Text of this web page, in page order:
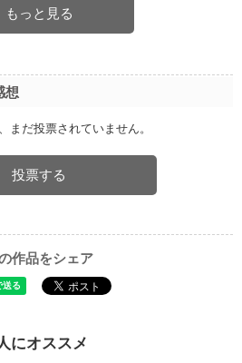
もっと見る
想
まだ投票されていません。
投票する
作品をシェア
にオススメ